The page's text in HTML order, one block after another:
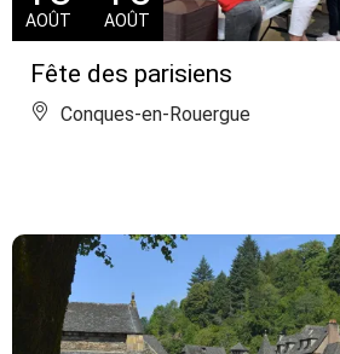
Fête des parisiens
AOÛT AOÛT
Conques-en-Rouergue